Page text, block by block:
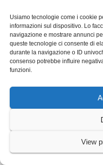
Usiamo tecnologie come i cookie
informazioni sul dispositivo. Lo
navigazione e mostrare annunci
queste tecnologie ci consente di
durante la navigazione o ID
consenso potrebbe influire
funzioni.
View
nemico viene
anche grazie agli
efficaci della nostra
mancare il suo apporto
battaglia, soprattutto
situazioni
elogio per gli artiglieri,
fanti nella lotta